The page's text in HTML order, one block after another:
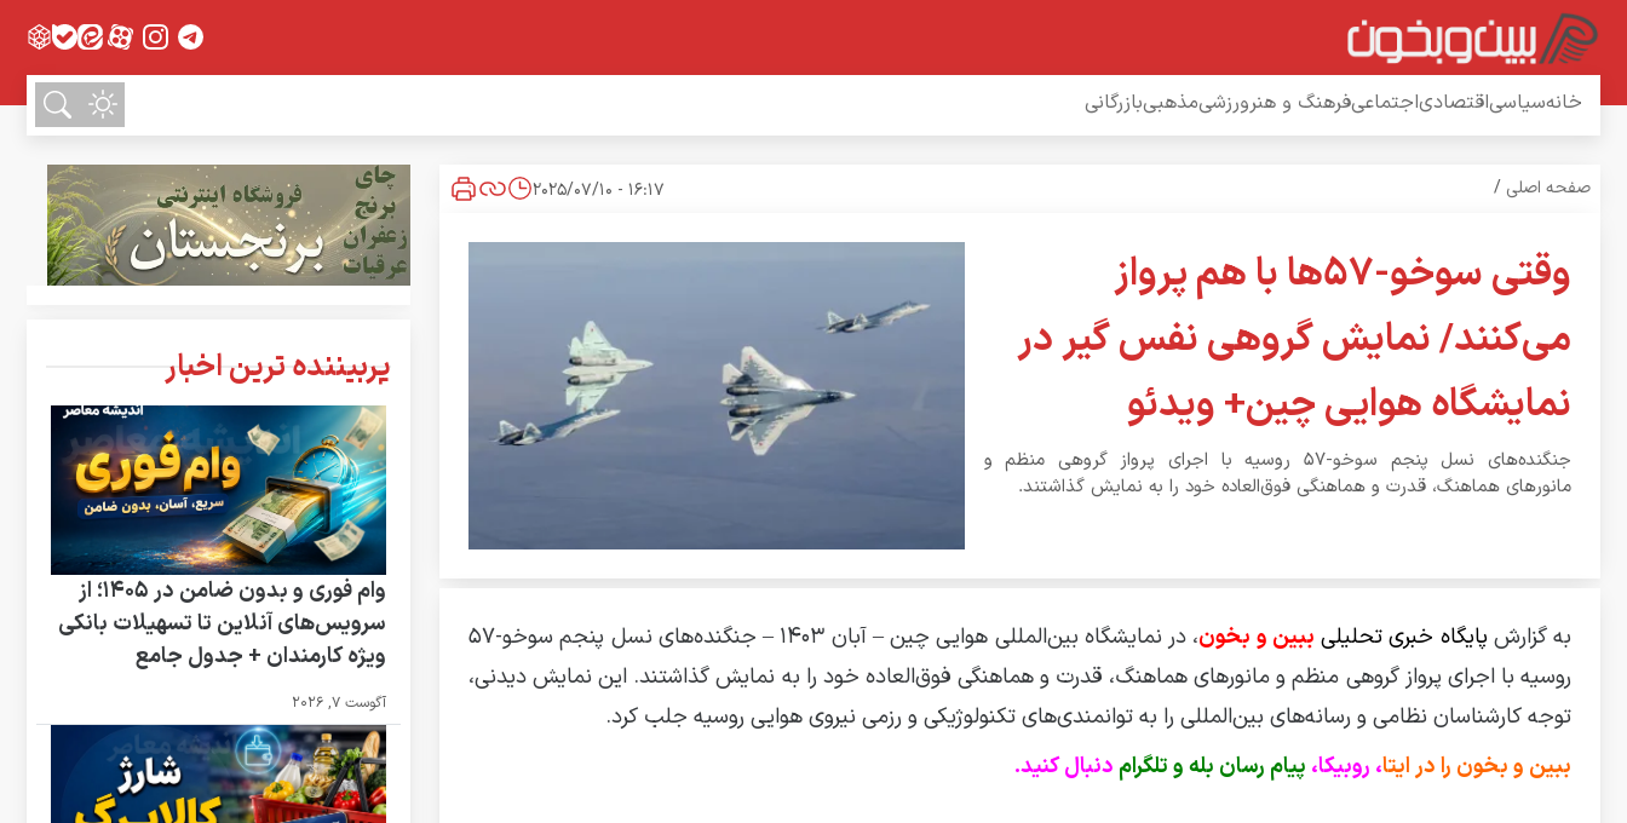
خانهسیاسیاقتصادیاجتماعیفرهنگ و هنرورزشیمذهبیبازرگانی
صفحه اصلی /
16:17 - 2025/07/10
وقتی سوخو-۵۷ها با هم پرواز
می‌کنند/ نمایش گروهی نفس گیر در
نمایشگاه هوایی چین+ ویدئو
جنگنده‌های نسل پنجم سوخو-۵۷ روسیه با اجرای پرواز گروهی منظم و
مانورهای هماهنگ، قدرت و هماهنگی فوق‌العاده خود را به نمایش گذاشتند.
به گزارش پایگاه خبری تحلیلی ببین و بخون
، در نمایشگاه بین‌المللی هوایی چین – آبان ۱۴۰۳ – جنگنده‌های نسل پنجم سوخو-۵۷
روسیه با اجرای پرواز گروهی منظم و مانورهای هماهنگ، قدرت و هماهنگی فوق‌العاده خود را به نمایش گذاشتند. این نمایش دیدنی،
توجه کارشناسان نظامی و رسانه‌های بین‌المللی را به توانمندی‌های تکنولوژیکی و رزمی نیروی هوایی روسیه جلب کرد.
ببین و بخون را در ایتا، روبیکا، پیام رسان بله و تلگرام دنبال کنید.
پربیننده ترین اخبار
وام فوری و بدون ضامن در ۱۴۰۵؛ از
سرویس‌های آنلاین تا تسهیلات بانکی
ویژه کارمندان + جدول جامع
آگوست 7, 2026